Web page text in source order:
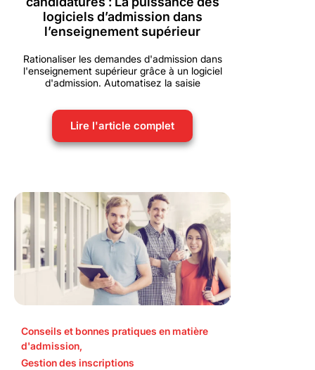
logiciels d’admission dans
l’enseignement supérieur
Rationaliser les demandes d'admission dans
l'enseignement supérieur grâce à un logiciel
d'admission. Automatisez la saisie
Lire l'article complet
Conseils et bonnes pratiques en matière
d'admission,
Gestion des inscriptions